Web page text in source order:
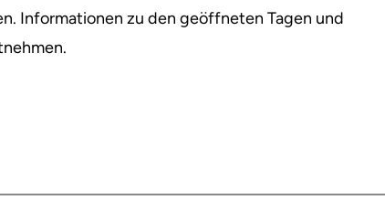
Informationen zu den geöffneten Tagen und